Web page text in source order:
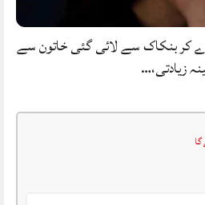
کر بنکاک سے لائی گئی خاتون سے
زیادتی،…